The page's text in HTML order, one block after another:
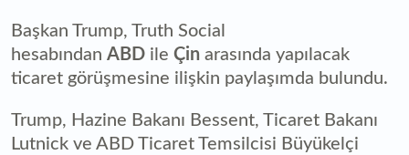
Başkan Trump, Truth Social
hesabından ABD ile Çin arasında yapılacak
ticaret görüşmesine ilişkin paylaşımda bulundu.
Trump, Hazine Bakanı Bessent, Ticaret Bakanı
Lutnick ve ABD Ticaret Temsilcisi Büyükelçi